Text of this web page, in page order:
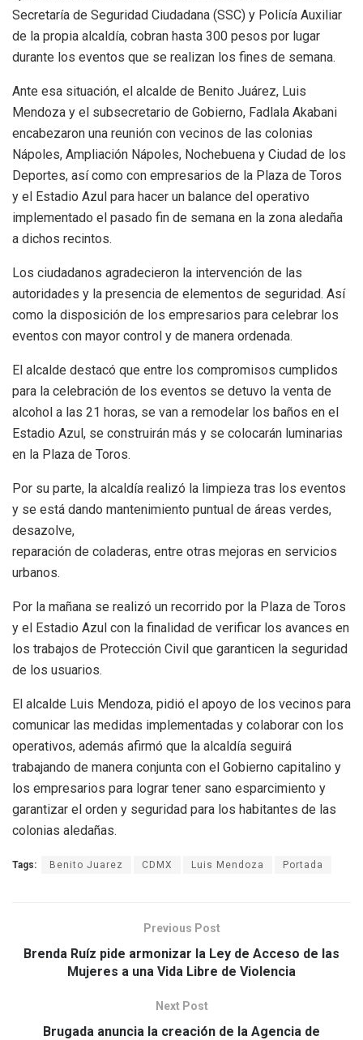
Secretaría de Seguridad Ciudadana (SSC) y Policía Auxiliar
de la propia alcaldía, cobran hasta 300 pesos por lugar
durante los eventos que se realizan los fines de semana.
Ante esa situación, el alcalde de Benito Juárez, Luis
Mendoza y el subsecretario de Gobierno, Fadlala Akabani
encabezaron una reunión con vecinos de las colonias
Nápoles, Ampliación Nápoles, Nochebuena y Ciudad de los
Deportes, así como con empresarios de la Plaza de Toros
y el Estadio Azul para hacer un balance del operativo
implementado el pasado fin de semana en la zona aledaña
a dichos recintos.
Los ciudadanos agradecieron la intervención de las
autoridades y la presencia de elementos de seguridad. Así
como la disposición de los empresarios para celebrar los
eventos con mayor control y de manera ordenada.
El alcalde destacó que entre los compromisos cumplidos
para la celebración de los eventos se detuvo la venta de
alcohol a las 21 horas, se van a remodelar los baños en el
Estadio Azul, se construirán más y se colocarán luminarias
en la Plaza de Toros.
Por su parte, la alcaldía realizó la limpieza tras los eventos
y se está dando mantenimiento puntual de áreas verdes,
desazolve,
reparación de coladeras, entre otras mejoras en servicios
urbanos.
Por la mañana se realizó un recorrido por la Plaza de Toros
y el Estadio Azul con la finalidad de verificar los avances en
los trabajos de Protección Civil que garanticen la seguridad
de los usuarios.
El alcalde Luis Mendoza, pidió el apoyo de los vecinos para
comunicar las medidas implementadas y colaborar con los
operativos, además afirmó que la alcaldía seguirá
trabajando de manera conjunta con el Gobierno capitalino y
los empresarios para lograr tener sano esparcimiento y
garantizar el orden y seguridad para los habitantes de las
colonias aledañas.
Tags: Benito Juarez CDMX Luis Mendoza Portada
Previous Post
Brenda Ruíz pide armonizar la Ley de Acceso de las
Mujeres a una Vida Libre de Violencia
Next Post
Brugada anuncia la creación de la Agencia de